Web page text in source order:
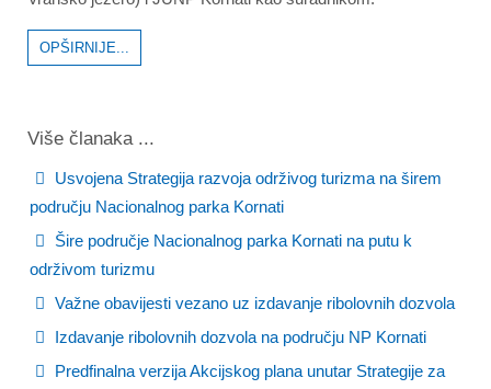
OPŠIRNIJE...
Više članaka ...
Usvojena Strategija razvoja održivog turizma na širem
području Nacionalnog parka Kornati
Šire područje Nacionalnog parka Kornati na putu k
održivom turizmu
Važne obavijesti vezano uz izdavanje ribolovnih dozvola
Izdavanje ribolovnih dozvola na području NP Kornati
Predfinalna verzija Akcijskog plana unutar Strategije za